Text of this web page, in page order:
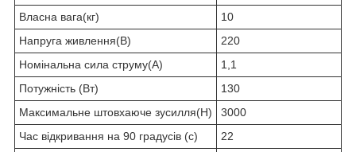
Власна вага(кг)
10
Напруга живлення(В)
220
Номінальна сила струму(А)
1,1
Потужність (Вт)
130
Максимальне штовхаюче зусилля(Н)
3000
Час відкривання на 90 градусів (с)
22